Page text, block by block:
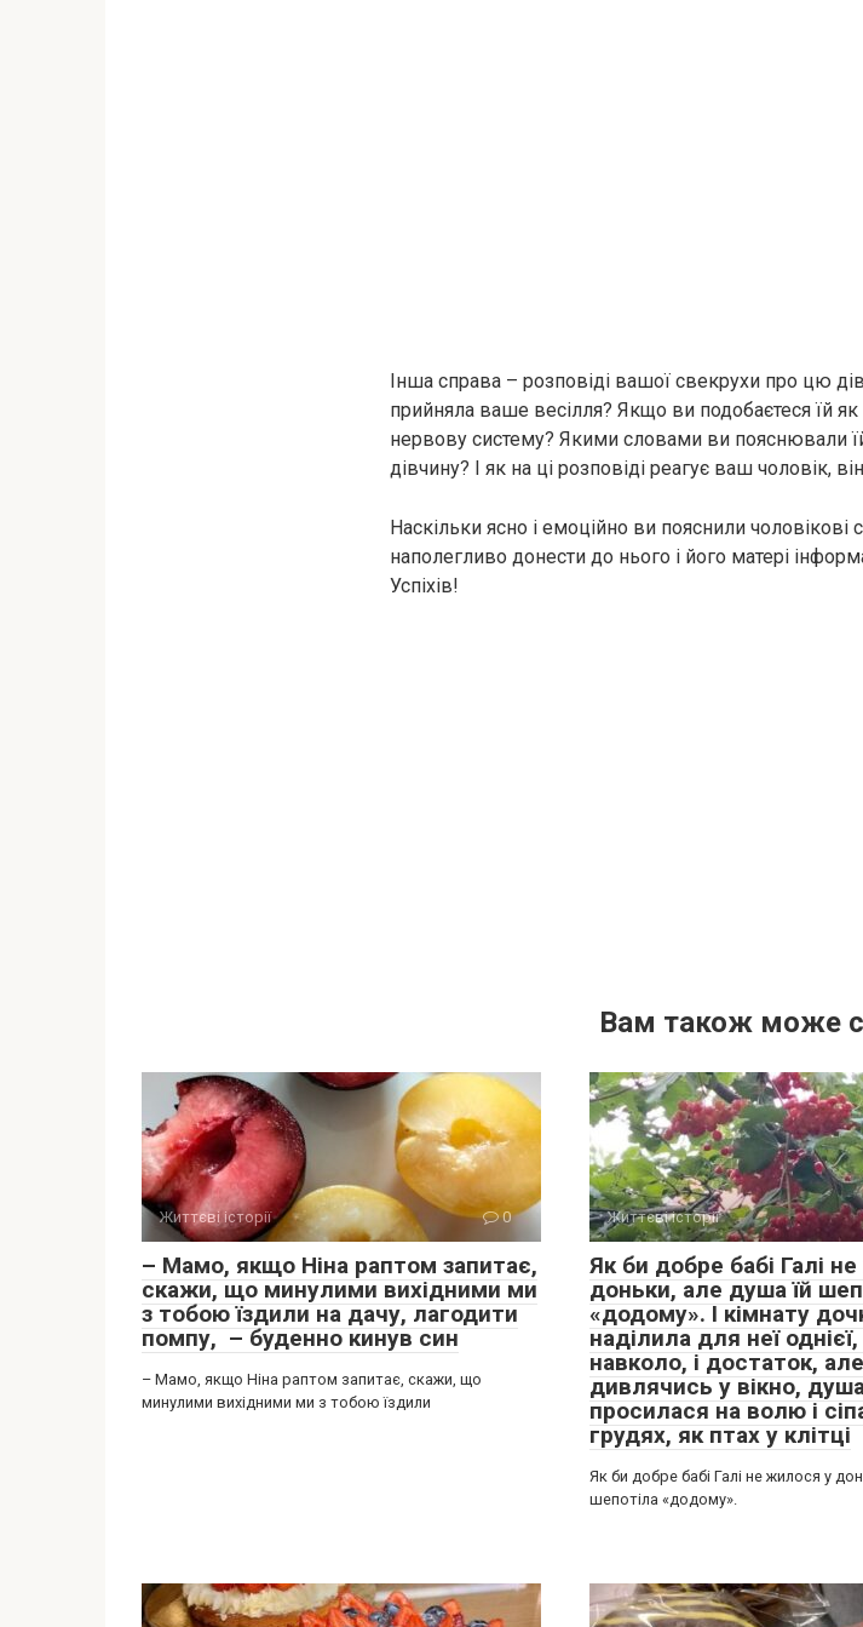
Інша справа – розповіді вашої свекрухи про цю
прийняла ваше весілля? Якщо ви подобаєтеся їй
нервову систему? Якими словами ви пояснювали
дівчину? І як на ці розповіді реагує ваш чоловік,
Наскільки ясно і емоційно ви пояснили
наполегливо донести до нього і його матері
Успіхів!
Вам також може
Життєві історії 0
– Мамо, якщо Ніна раптом запитає,
скажи, що минулими вихідними ми
з тобою їздили на дачу, лагодити
помпу, – буденно кинув син
– Мамо, якщо Ніна раптом запитає, скажи, що
минулими вихідними ми з тобою їздили
Життєві історії
Як би добре бабі Галі
доньки, але душа їй
«додому». І кімнату
наділила для неї
навколо, і достаток, але
дивлячись у вікно, душа
просилася на волю і
грудях, як птах у клітці
Як би добре бабі Галі не жилося у
шепотіла «додому».